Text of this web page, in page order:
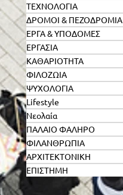
ΤΕΧΝΟΛΟΓΙΑ
ΔΡΟΜΟΙ & ΠΕΖΟΔΡΟΜΙΑ
ΕΡΓΑ & ΥΠΟΔΟΜΕΣ
ΕΡΓΑΣΙΑ
ΚΑΘΑΡΙΟΤΗΤΑ
ΦΙΛΟΖΩΙΑ
ΨΥΧΟΛΟΓΙΑ
Lifestyle
Νεολαία
ΠΑΛΑΙΟ ΦΑΛΗΡΟ
ΦΙΛΑΝΘΡΩΠΙΑ
ΑΡΧΙΤΕΚΤΟΝΙΚΗ
ΕΠΙΣΤΗΜΗ